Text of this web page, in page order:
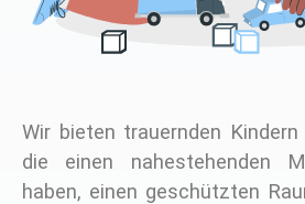
Wir bieten trauernden Kindern
die einen nahestehenden
haben, einen geschützten